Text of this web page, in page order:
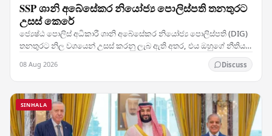
SSP ශානි අබේසේකර නියෝජ්‍ය පොලිස්පති තනතුරට
උසස් කෙරේ
ජ්‍යෙෂ්ඨ පොලිස් අධිකාරී ශානි අබේසේකර නියෝජ්‍ය පොලිස්පති (DIG)
තනතුරට නිල වශයෙන් උසස් කරනු ලැබ ඇති අතර, එය ඔහුගේ නීතිය
08 Aug 2026 Discuss
SINHALA